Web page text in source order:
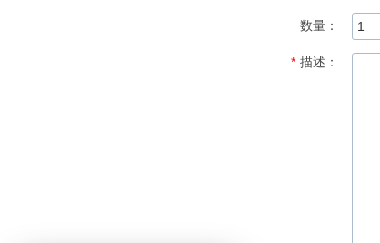
数量：
* 描述：